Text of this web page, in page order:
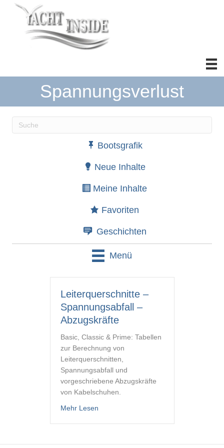
Spannungsverlust
Wenn die Ergebnisse der automatischen
Bootsgrafik
Neue Inhalte
Meine Inhalte
Favoriten
Geschichten
Menü
Leiterquerschnitte –
Spannungsabfall –
Abzugskräfte
Basic, Classic & Prime: Tabellen
zur Berechnung von
Leiterquerschnitten,
Spannungsabfall und
vorgeschriebene Abzugskräfte
von Kabelschuhen.
Mehr Lesenabout Leiterquerschnitte –